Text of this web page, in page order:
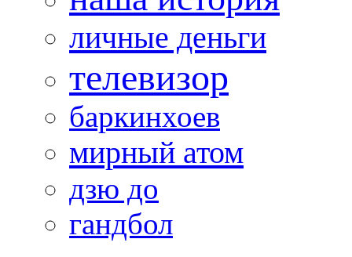
личные деньги
телевизор
баркинхоев
мирный атом
дзю до
гандбол